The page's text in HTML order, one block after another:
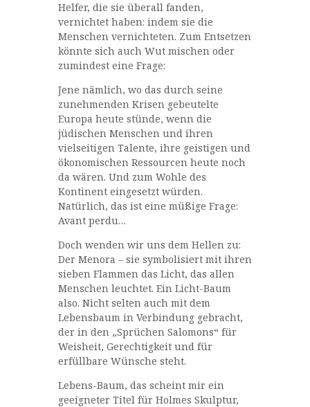
Helfer, die sie überall fanden,
vernichtet haben: indem sie die
Menschen vernichteten. Zum Entsetzen
könnte sich auch Wut mischen oder
zumindest eine Frage:
Jene nämlich, wo das durch seine
zunehmenden Krisen gebeutelte
Europa heute stünde, wenn die
jüdischen Menschen und ihren
vielseitigen Talente, ihre geistigen und
ökonomischen Ressourcen heute noch
da wären. Und zum Wohle des
Kontinent eingesetzt würden.
Natürlich, das ist eine müßige Frage:
Avant perdu…
Doch wenden wir uns dem Hellen zu:
Der Menora – sie symbolisiert mit ihren
sieben Flammen das Licht, das allen
Menschen leuchtet. Ein Licht-Baum
also. Nicht selten auch mit dem
Lebensbaum in Verbindung gebracht,
der in den „Sprüchen Salomons“ für
Weisheit, Gerechtigkeit und für
erfüllbare Wünsche steht.
Lebens-Baum, das scheint mir ein
geeigneter Titel für Holmes Skulptur,